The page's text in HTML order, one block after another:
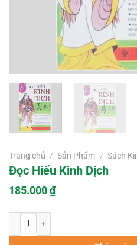
Trang chủ / Sản Phẩm / Sách
Đọc Hiểu Kinh Dịch
185.000₫